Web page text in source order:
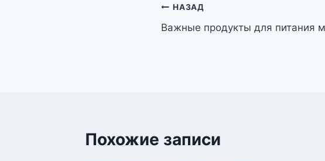
Навигация
по
НАЗАД
Важные продукты для питания
Похожие записи